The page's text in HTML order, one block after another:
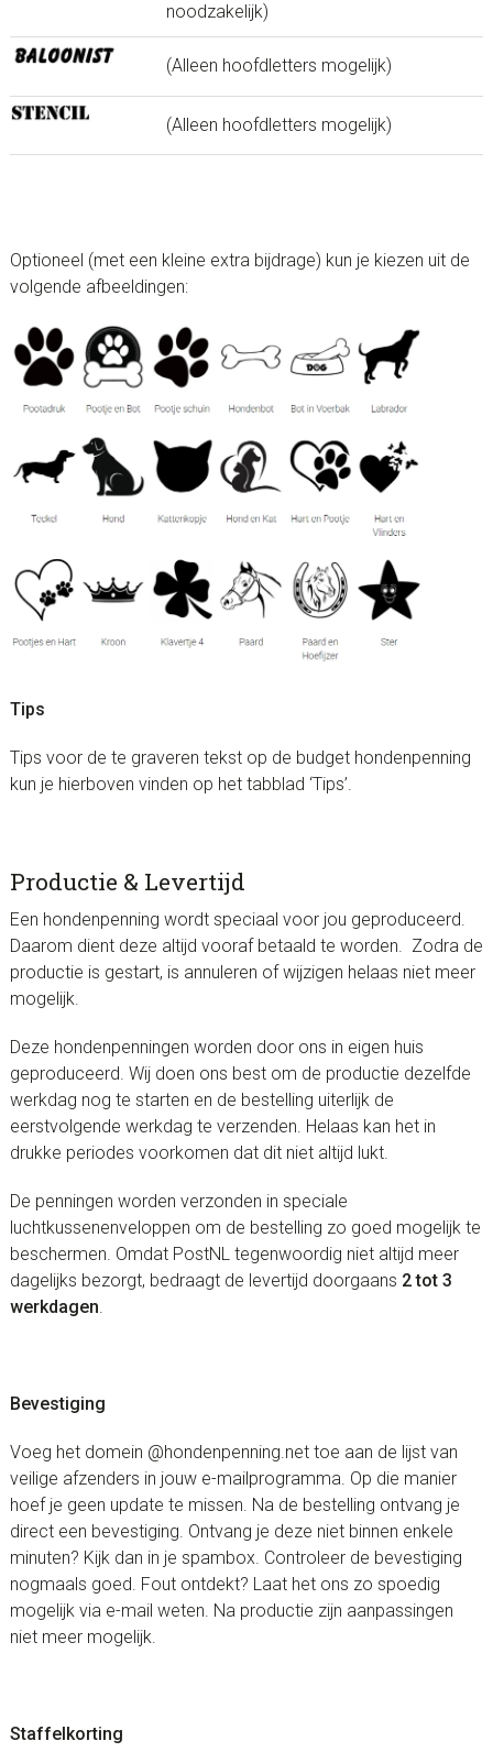
noodzakelijk)
(Alleen hoofdletters mogelijk)
(Alleen hoofdletters mogelijk)
Optioneel (met een kleine extra bijdrage) kun je kiezen uit de
volgende afbeeldingen:
Tips
Tips voor de te graveren tekst op de budget hondenpenning
kun je hierboven vinden op het tabblad ‘Tips’.
Productie & Levertijd
Een hondenpenning wordt speciaal voor jou geproduceerd.
Daarom dient deze altijd vooraf betaald te worden. Zodra de
productie is gestart, is annuleren of wijzigen helaas niet meer
mogelijk.
Deze hondenpenningen worden door ons in eigen huis
geproduceerd. Wij doen ons best om de productie dezelfde
werkdag nog te starten en de bestelling uiterlijk de
eerstvolgende werkdag te verzenden. Helaas kan het in
drukke periodes voorkomen dat dit niet altijd lukt.
De penningen worden verzonden in speciale
luchtkussenenveloppen om de bestelling zo goed mogelijk te
beschermen. Omdat PostNL tegenwoordig niet altijd meer
dagelijks bezorgt, bedraagt de levertijd doorgaans 2 tot 3
werkdagen.
Bevestiging
Voeg het domein @hondenpenning.net toe aan de lijst van
veilige afzenders in jouw e-mailprogramma. Op die manier
hoef je geen update te missen. Na de bestelling ontvang je
direct een bevestiging. Ontvang je deze niet binnen enkele
minuten? Kijk dan in je spambox. Controleer de bevestiging
nogmaals goed. Fout ontdekt? Laat het ons zo spoedig
mogelijk via e-mail weten. Na productie zijn aanpassingen
niet meer mogelijk.
Staffelkorting